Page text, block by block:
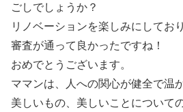
ごしでしょうか？
リノベーションを楽しみにしてお
審査が通って良かったですね！
おめでとうございます。
ママンは、人への関心が健全で温
美しいもの、美しいことについて